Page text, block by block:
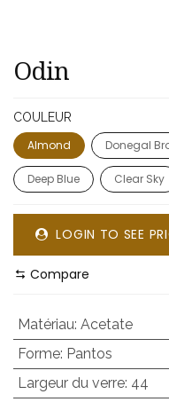
Odin
COULEUR
Almond Donegal
Deep Blue Clear Sky
LOGIN TO SEE
Compare
Matériau: Acetate
Forme: Pantos
Largeur du verre: 44